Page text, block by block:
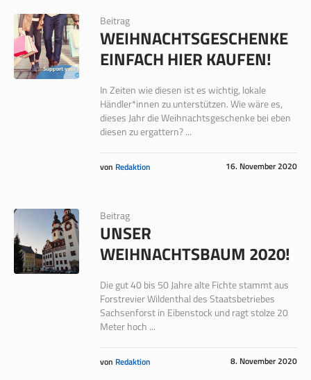
Beitrag
WEIHNACHTSGESCHENKE
EINFACH HIER KAUFEN!
In Zeiten wie diesen ist es wichtig, lokale
Händler*innen zu unterstützen. Wie wäre es,
dieses Jahr die Weihnachtsgeschenke bei eben
diesen zu ergattern? ...
16. November 2020
von Redaktion
Beitrag
UNSER
WEIHNACHTSBAUM 2020!
Die gut 40 bis 50 Jahre alte Fichte stammt aus
Forstrevier Wildenthal des Staatsbetriebes
Sachsenforst in Eibenstock und ragt stolze 20
Meter hoch ...
8. November 2020
von Redaktion